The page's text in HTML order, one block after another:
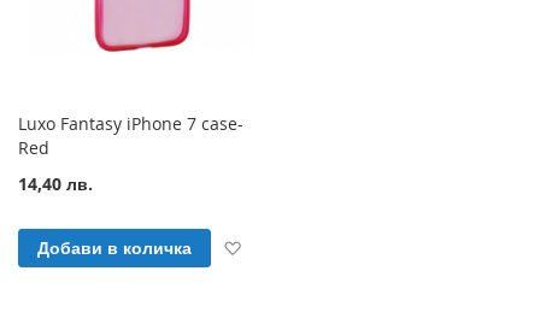
Luxo Fantasy iPhone 7 case-
Red
14,40 лв.
Добави в количка